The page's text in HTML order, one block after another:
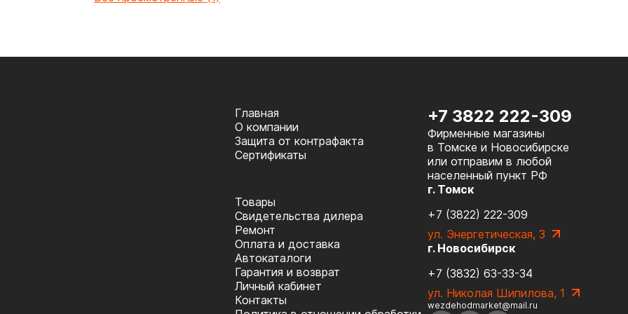
Главная
О компании
Защита от контрафакта
Сертификаты
Товары
Cвидетельства дилера
Ремонт
Оплата и доставка
Автокаталоги
Гарантия и возврат
Личный кабинет
Контакты
+7 3822 222-309
Фирменные магазины
в Томске и Новосибирске
или отправим в любой
населенный пункт РФ
г. Томск
+7 (3822) 222-309
ул. Энергетическая, 3
г. Новосибирск
+7 (3832) 63-33-34
ул. Николая Шипилова, 1
wezdehodmarket@mail.ru